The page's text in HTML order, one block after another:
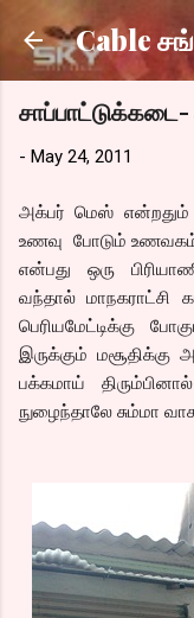
Cable
- May 24, 2011
அக்பர் மெஸ்
உணவு போடும் உணவகம்
என்பது ஒரு
வந்தால் மாநகராட்சி
பெரியமேட்டிக்கு
இருக்கும் மசூதிக்கு
பக்கமாய்
நுழைந்தாலே சும்மா